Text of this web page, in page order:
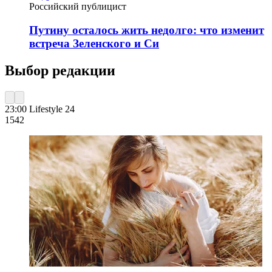
Российский публицист
Путину осталось жить недолго: что изменит
встреча Зеленского и Си
Выбор редакции
23:00 Lifestyle 24
1542